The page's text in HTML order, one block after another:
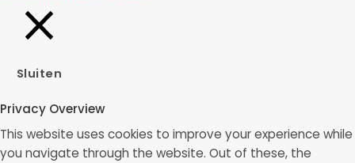
Sluiten
Privacy Overview
This website uses cookies to improve your experience while
you navigate through the website. Out of these, the